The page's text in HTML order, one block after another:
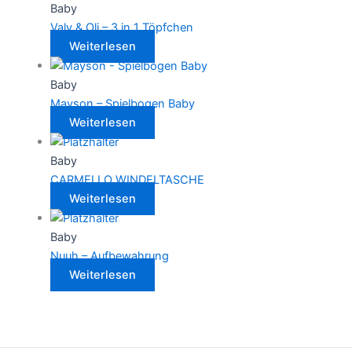
Baby
Valy & Oli – 3 in 1 Töpfchen
Weiterlesen
Baby
Mayson – Spielbogen Baby
Weiterlesen
Baby
CARMELLO WINDELTASCHE
Weiterlesen
Baby
Nuuh – Aufbewahrung
Weiterlesen